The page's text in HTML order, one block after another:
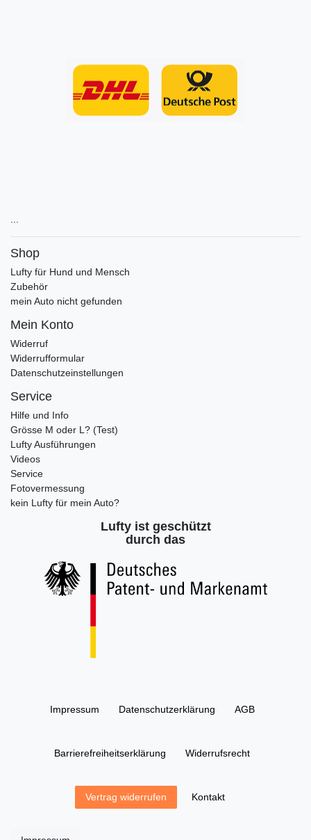
Shop
Lufty für Hund und Mensch
Zubehör
mein Auto nicht gefunden
Mein Konto
Widerruf
Widerrufformular
Datenschutzeinstellungen
Service
Hilfe und Info
Grösse M oder L? (Test)
Lufty Ausführungen
Videos
Service
Fotovermessung
kein Lufty für mein Auto?
Lufty ist geschützt
durch das
Impressum Daten­schutz­erklärung AGB
Barrierefreiheitserklärung Widerrufs­recht
Vertrag widerrufen Kontakt